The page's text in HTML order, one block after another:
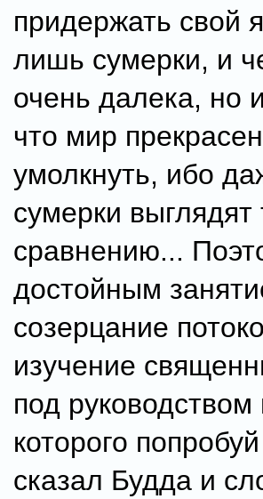
придержать свой
лишь сумерки, и
очень далека, но
что мир
умолкнуть, ибо
сумерки
сравнению...
достойным
созерцание
изучение
под руководством
которого
сказал Будда и